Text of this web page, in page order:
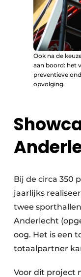
Ook na de
aan boord: het
preventieve
opvolging.
Bij de circa 350
jaarlijks
twee
Anderlecht
oog. Het is een
totaalpartner
Voor dit project